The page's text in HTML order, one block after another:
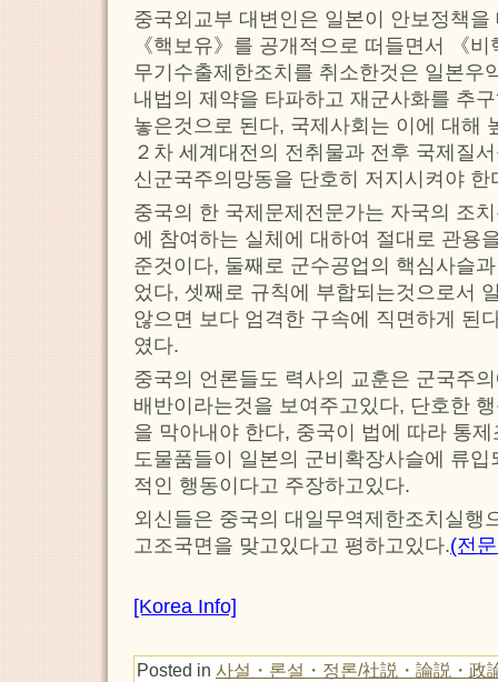
중국외교부 대변인은 일본이 안보정책
《핵보유》를 공개적으로 떠들면서 《
무기수출제한조치를 취소한것은 일본우
내법의 제약을 타파하고 재군사화를 추
놓은것으로 된다, 국제사회는 이에 대해
２차 세계대전의 전취물과 전후 국제질
신군국주의망동을 단호히 저지시켜야 한
중국의 한 국제문제전문가는 자국의 조
에 참여하는 실체에 대하여 절대로 관용
준것이다, 둘째로 군수공업의 핵심사슬
었다, 셋째로 규칙에 부합되는것으로서
않으면 보다 엄격한 구속에 직면하게 된
였다.
중국의 언론들도 력사의 교훈은 군국주
배반이라는것을 보여주고있다, 단호한
을 막아내야 한다, 중국이 법에 따라 통
도물품들이 일본의 군비확장사슬에 류
적인 행동이다고 주장하고있다.
외신들은 중국의 대일무역제한조치실행
고조국면을 맞고있다고 평하고있다.(전
[Korea Info]
Posted in 사설・론설・정론/社説・論説・政